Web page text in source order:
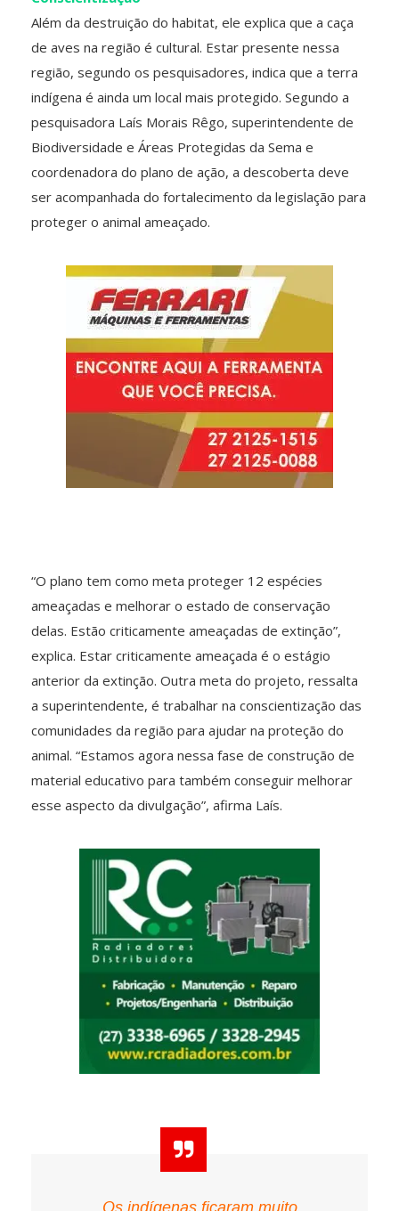
Além da destruição do habitat, ele explica que a caça
de aves na região é cultural. Estar presente nessa
região, segundo os pesquisadores, indica que a terra
indígena é ainda um local mais protegido. Segundo a
pesquisadora Laís Morais Rêgo, superintendente de
Biodiversidade e Áreas Protegidas da Sema e
coordenadora do plano de ação, a descoberta deve
ser acompanhada do fortalecimento da legislação para
proteger o animal ameaçado.
“O plano tem como meta proteger 12 espécies
ameaçadas e melhorar o estado de conservação
delas. Estão criticamente ameaçadas de extinção”,
explica. Estar criticamente ameaçada é o estágio
anterior da extinção. Outra meta do projeto, ressalta
a superintendente, é trabalhar na conscientização das
comunidades da região para ajudar na proteção do
animal. “Estamos agora nessa fase de construção de
material educativo para também conseguir melhorar
esse aspecto da divulgação”, afirma Laís.